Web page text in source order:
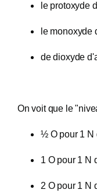
le protoxyde
le monoxyde
de dioxyde
On voit que le
½ O pour 1 N
1 O pour 1 N
2 O pour 1 N